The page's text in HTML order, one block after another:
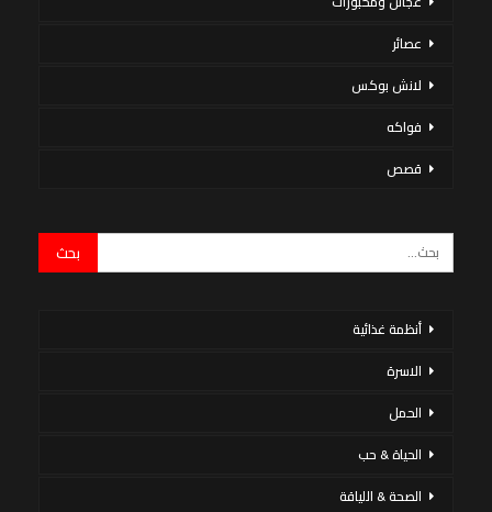
عصائر
لانش بوكس
فواكه
قصص
أنظمة غذائية
الاسرة
الحمل
الحياة & حب
الصحة & اللياقة